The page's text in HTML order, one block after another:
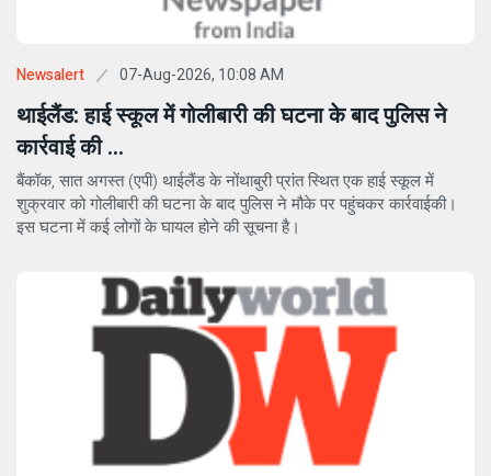
Newsalert 07-Aug-2026, 10:08 AM
थाईलैंड: हाई स्कूल में गोलीबारी की घटना के बाद पुलिस ने
कार्रवाई की ...
बैंकॉक, सात अगस्त (एपी) थाईलैंड के नोंथाबुरी प्रांत स्थित एक हाई स्कूल में
शुक्रवार को गोलीबारी की घटना के बाद पुलिस ने मौके पर पहुंचकर कार्रवाईकी।
इस घटना में कई लोगों के घायल होने की सूचना है।